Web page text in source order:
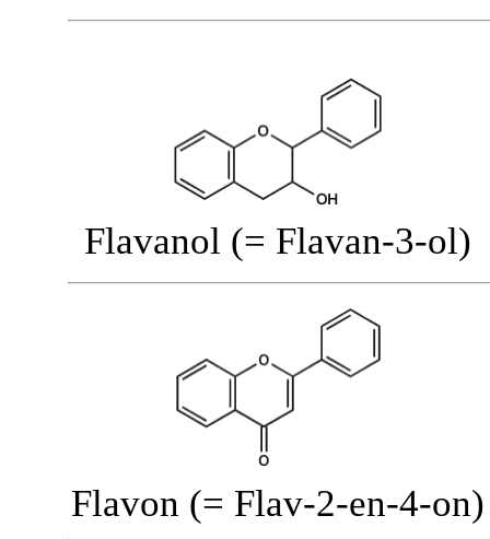
Flavanol (= Flavan-3-ol)
Flavon (= Flav-2-en-4-on)